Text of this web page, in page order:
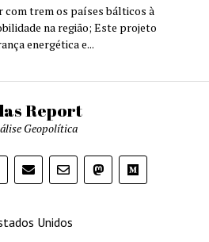
com trem os países bálticos à
na região; Este projeto
energética e...
Report
Geopolítica
Unidos